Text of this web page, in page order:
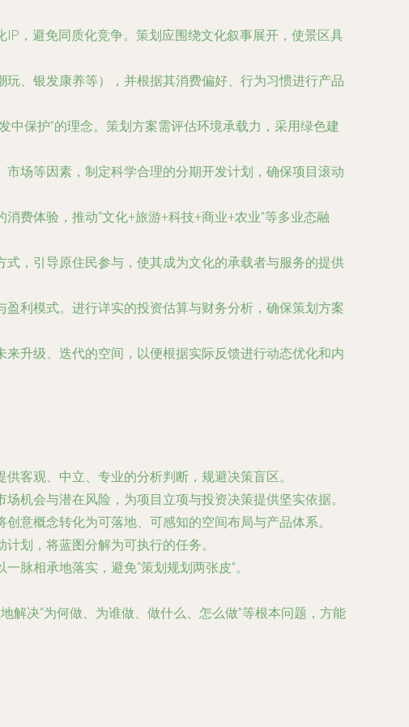
，避免同质化竞争。策划应围绕文化叙事展开，使景区具
、银发康养等），并根据其消费偏好、行为习惯进行产品
中保护”的理念。策划方案需评估环境承载力，采用绿色建
场等因素，制定科学合理的分期开发计划，确保项目滚动
费体验，推动“文化+旅游+科技+商业+农业”等多业态融
，引导原住民参与，使其成为文化的承载者与服务的提供
利模式。进行详实的投资估算与财务分析，确保策划方案
升级、迭代的空间，以便根据实际反馈进行动态优化和内
客观、中立、专业的分析判断，规避决策盲区。
机会与潜在风险，为项目立项与投资决策提供坚实依据。
意概念转化为可落地、可感知的空间布局与产品体系。
划，将蓝图分解为可执行的任务。
脉相承地落实，避免“策划规划两张皮”。
决“为何做、为谁做、做什么、怎么做”等根本问题，方能